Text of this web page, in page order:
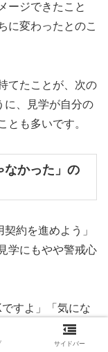
ージできたこと
に変わったとのこ
てたことが、次の
に、見学が自分の
とも多いです。
なかった」の
約を進めよう」
学にもやや警戒心
すよ」「気にな
、利用者のペース
サイドバー